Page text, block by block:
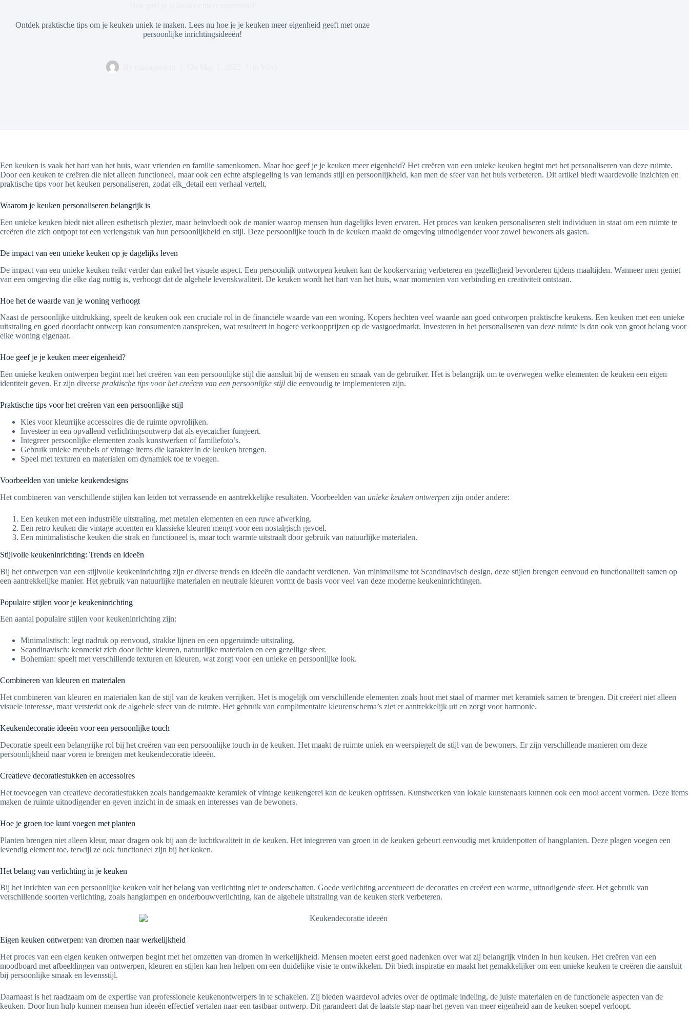
Ontdek praktische tips om je keuken uniek te maken. Lees nu hoe je je keuken meer eigenheid geeft met onze
persoonlijke inrichtingsideeën!
Een keuken is vaak het hart van het huis, waar vrienden en familie samenkomen. Maar hoe geef je je keuken meer eigenheid? Het creëren van een unieke keuken begint met het personaliseren van deze ruimte.
Door een keuken te creëren die niet alleen functioneel, maar ook een echte afspiegeling is van iemands stijl en persoonlijkheid, kan men de sfeer van het huis verbeteren. Dit artikel biedt waardevolle inzichten en
praktische tips voor het keuken personaliseren, zodat elk_detail een verhaal vertelt.
Waarom je keuken personaliseren belangrijk is
Een unieke keuken biedt niet alleen esthetisch plezier, maar beïnvloedt ook de manier waarop mensen hun dagelijks leven ervaren. Het proces van keuken personaliseren stelt individuen in staat om een ruimte te
creëren die zich ontpopt tot een verlengstuk van hun persoonlijkheid en stijl. Deze persoonlijke touch in de keuken maakt de omgeving uitnodigender voor zowel bewoners als gasten.
De impact van een unieke keuken op je dagelijks leven
De impact van een unieke keuken reikt verder dan enkel het visuele aspect. Een persoonlijk ontworpen keuken kan de kookervaring verbeteren en gezelligheid bevorderen tijdens maaltijden. Wanneer men geniet
van een omgeving die elke dag nuttig is, verhoogt dat de algehele levenskwaliteit. De keuken wordt het hart van het huis, waar momenten van verbinding en creativiteit ontstaan.
Hoe het de waarde van je woning verhoogt
Naast de persoonlijke uitdrukking, speelt de keuken ook een cruciale rol in de financiële waarde van een woning. Kopers hechten veel waarde aan goed ontworpen praktische keukens. Een keuken met een unieke
uitstraling en goed doordacht ontwerp kan consumenten aanspreken, wat resulteert in hogere verkoopprijzen op de vastgoedmarkt. Investeren in het personaliseren van deze ruimte is dan ook van groot belang voor
elke woning eigenaar.
Hoe geef je je keuken meer eigenheid?
Een unieke keuken ontwerpen begint met het creëren van een persoonlijke stijl die aansluit bij de wensen en smaak van de gebruiker. Het is belangrijk om te overwegen welke elementen de keuken een eigen
identiteit geven. Er zijn diverse praktische tips voor het creëren van een persoonlijke stijl die eenvoudig te implementeren zijn.
Praktische tips voor het creëren van een persoonlijke stijl
Kies voor kleurrijke accessoires die de ruimte opvrolijken.
Investeer in een opvallend verlichtingsontwerp dat als eyecatcher fungeert.
Integreer persoonlijke elementen zoals kunstwerken of familiefoto’s.
Gebruik unieke meubels of vintage items die karakter in de keuken brengen.
Speel met texturen en materialen om dynamiek toe te voegen.
Voorbeelden van unieke keukendesigns
Het combineren van verschillende stijlen kan leiden tot verrassende en aantrekkelijke resultaten. Voorbeelden van unieke keuken ontwerpen zijn onder andere:
Een keuken met een industriële uitstraling, met metalen elementen en een ruwe afwerking.
Een retro keuken die vintage accenten en klassieke kleuren mengt voor een nostalgisch gevoel.
Een minimalistische keuken die strak en functioneel is, maar toch warmte uitstraalt door gebruik van natuurlijke materialen.
Stijlvolle keukeninrichting: Trends en ideeën
Bij het ontwerpen van een stijlvolle keukeninrichting zijn er diverse trends en ideeën die aandacht verdienen. Van minimalisme tot Scandinavisch design, deze stijlen brengen eenvoud en functionaliteit samen op
een aantrekkelijke manier. Het gebruik van natuurlijke materialen en neutrale kleuren vormt de basis voor veel van deze moderne keukeninrichtingen.
Populaire stijlen voor je keukeninrichting
Een aantal populaire stijlen voor keukeninrichting zijn:
Minimalistisch: legt nadruk op eenvoud, strakke lijnen en een opgeruimde uitstraling.
Scandinavisch: kenmerkt zich door lichte kleuren, natuurlijke materialen en een gezellige sfeer.
Bohemian: speelt met verschillende texturen en kleuren, wat zorgt voor een unieke en persoonlijke look.
Combineren van kleuren en materialen
Het combineren van kleuren en materialen kan de stijl van de keuken verrijken. Het is mogelijk om verschillende elementen zoals hout met staal of marmer met keramiek samen te brengen. Dit creëert niet alleen
visuele interesse, maar versterkt ook de algehele sfeer van de ruimte. Het gebruik van complimentaire kleurenschema’s ziet er aantrekkelijk uit en zorgt voor harmonie.
Keukendecoratie ideeën voor een persoonlijke touch
Decoratie speelt een belangrijke rol bij het creëren van een persoonlijke touch in de keuken. Het maakt de ruimte uniek en weerspiegelt de stijl van de bewoners. Er zijn verschillende manieren om deze
persoonlijkheid naar voren te brengen met keukendecoratie ideeën.
Creatieve decoratiestukken en accessoires
Het toevoegen van creatieve decoratiestukken zoals handgemaakte keramiek of vintage keukengerei kan de keuken opfrissen. Kunstwerken van lokale kunstenaars kunnen ook een mooi accent vormen. Deze items
maken de ruimte uitnodigender en geven inzicht in de smaak en interesses van de bewoners.
Hoe je groen toe kunt voegen met planten
Planten brengen niet alleen kleur, maar dragen ook bij aan de luchtkwaliteit in de keuken. Het integreren van groen in de keuken gebeurt eenvoudig met kruidenpotten of hangplanten. Deze plagen voegen een
levendig element toe, terwijl ze ook functioneel zijn bij het koken.
Het belang van verlichting in je keuken
Bij het inrichten van een persoonlijke keuken valt het belang van verlichting niet te onderschatten. Goede verlichting accentueert de decoraties en creëert een warme, uitnodigende sfeer. Het gebruik van
verschillende soorten verlichting, zoals hanglampen en onderbouwverlichting, kan de algehele uitstraling van de keuken sterk verbeteren.
Eigen keuken ontwerpen: van dromen naar werkelijkheid
Het proces van een eigen keuken ontwerpen begint met het omzetten van dromen in werkelijkheid. Mensen moeten eerst goed nadenken over wat zij belangrijk vinden in hun keuken. Het creëren van een
moodboard met afbeeldingen van ontwerpen, kleuren en stijlen kan hen helpen om een duidelijke visie te ontwikkelen. Dit biedt inspiratie en maakt het gemakkelijker om een unieke keuken te creëren die aansluit
bij persoonlijke smaak en levensstijl.
Daarnaast is het raadzaam om de expertise van professionele keukenontwerpers in te schakelen. Zij bieden waardevol advies over de optimale indeling, de juiste materialen en de functionele aspecten van de
keuken. Door hun hulp kunnen mensen hun ideeën effectief vertalen naar een tastbaar ontwerp. Dit garandeert dat de laatste stap naar het geven van meer eigenheid aan de keuken soepel verloopt.